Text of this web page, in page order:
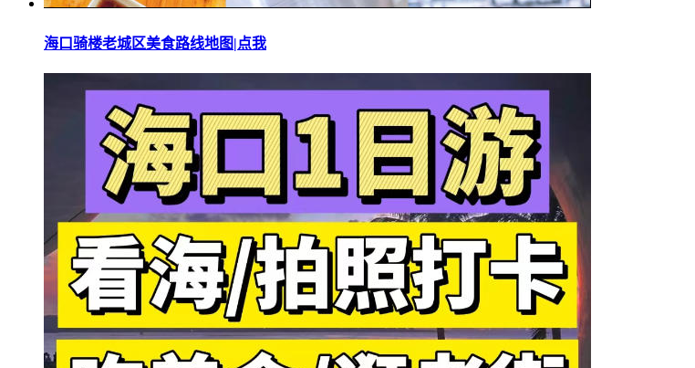
海口骑楼老城区美食路线地图|点我